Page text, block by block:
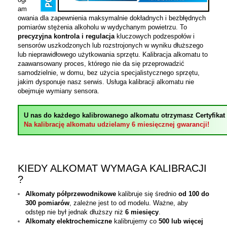
am
owania dla zapewnienia maksymalnie dokładnych i bezbłędnych
pomiarów stężenia alkoholu w wydychanym powietrzu. To
precyzyjna kontrola i regulacja kluczowych podzespołów i
sensorów uszkodzonych lub rozstrojonych w wyniku dłuższego
lub nieprawidłowego użytkowania sprzętu. Kalibracja alkomatu to
zaawansowany proces, którego nie da się przeprowadzić
samodzielnie, w domu, bez użycia specjalistycznego sprzętu,
jakim dysponuje nasz serwis. Usługa kalibracji alkomatu nie
obejmuje wymiany sensora.
U nas do każdego kalibrowanego alkomatu otrzymasz
Na kalibrację alkomatu udzielamy 6 miesięcznej gwarancji!
KIEDY ALKOMAT WYMAGA KALIBRACJI
?
Alkomaty półprzewodnikowe kalibruje się średnio od 100 do
300 pomiarów , zależne jest to od modelu. Ważne, aby
odstęp nie był jednak dłuższy niż 6 miesięcy
Alkomaty elektrochemiczne kalibrujemy co 500 lub więcej